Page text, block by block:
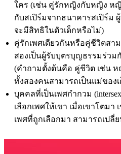
ใคร (เช่น คู่รักหญิงกับหญิง ห
กับสเปิร์มจากธนาคารสเปิร์ม
จะมีสิทธิในตัวเด็กหรือไม่)
คู่รักเพศเดียวกันหรือคู่ชีวิตสา
สองเป็นผู้รับบุตรบุญธรรมร่วม
(คำถามตั้งต้นคือ คู่ชีวิต เช่น
ทั้งสองคนสามารถเป็นแม่ของ
บุคคลที่เป็นเพศกำกวม
เลือกเพศให้เขา เมื่อเขาโตม
เพศที่ถูกเลือกมา สามารถเป